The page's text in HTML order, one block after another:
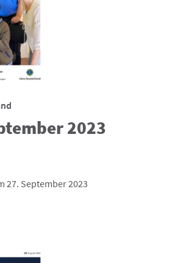
2023
27. September 2023